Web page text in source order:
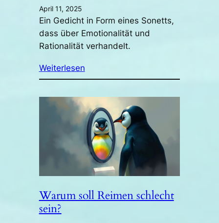
April 11, 2025
Ein Gedicht in Form eines Sonetts,
dass über Emotionalität und
Rationalität verhandelt.
Weiterlesen
Warum soll Reimen schlecht
sein?